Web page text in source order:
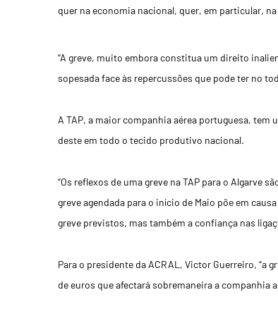
quer na economia nacional, quer, em particular,
“A greve, muito embora constitua um direito
sopesada face às repercussões que pode ter no
A TAP, a maior companhia aérea portuguesa,
deste em todo o tecido produtivo nacional.
“Os reflexos de uma greve na TAP para o Algarve
greve agendada para o início de Maio põe em
greve previstos, mas também a confiança nas
Para o presidente da ACRAL, Victor Guerreiro, “a
de euros que afectará sobremaneira a companhia